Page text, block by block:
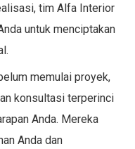
tim Alfa Interior
untuk menciptakan
memulai proyek,
konsultasi terperinci
Anda. Mereka
Anda dan